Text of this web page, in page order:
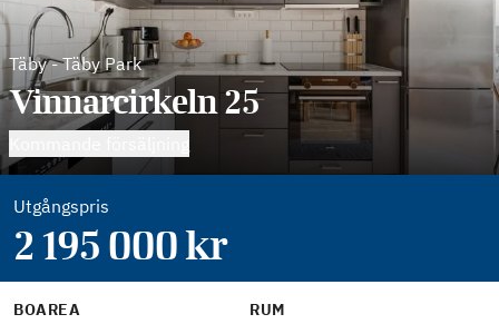
Täby-Täby Park
Vinnarcirkeln 25
Utgångspris
2 195 000kr
BOAREA
RUM